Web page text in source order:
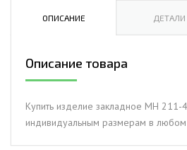
ОПИСАНИЕ ДЕТАЛИ
Описание товара
Купить изделие закладное МН 211-
индивидуальным размерам в